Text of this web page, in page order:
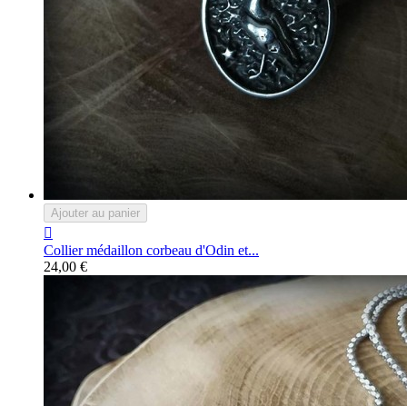
Ajouter au panier

Collier médaillon corbeau d'Odin et...
24,00 €